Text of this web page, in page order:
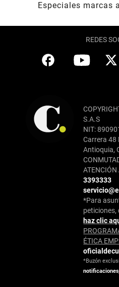
Especiales marcas
REDES
S.A.S
NIT:
Carrera 48
Antioquia,
ATENCIÓN
3393333
*Para
peticiones,
haz clic
ÉTICA
*Buzón